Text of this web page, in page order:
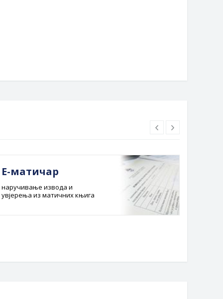
Е-матичар
наручивање извода и
увјерења из матичних књига